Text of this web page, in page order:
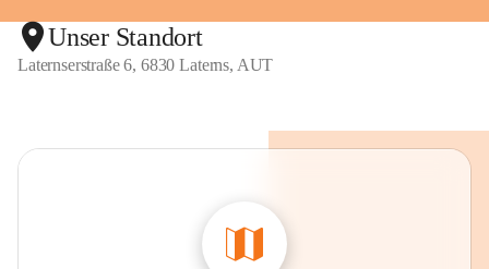
Unser Standort
Laternserstraße 6, 6830 Laterns, AUT